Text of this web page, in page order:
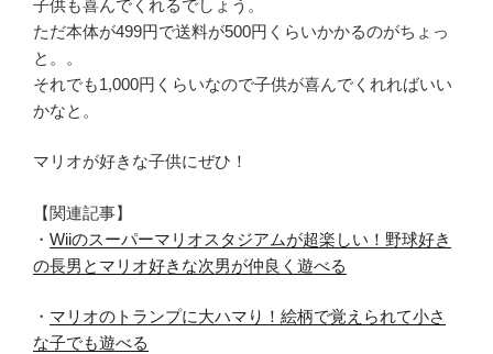
子供も喜んでくれるでしょう。
ただ本体が499円で送料が500円くらいかかるのがちょっ
と。。
それでも1,000円くらいなので子供が喜んでくれればいい
かなと。
マリオが好きな子供にぜひ！
【関連記事】
・ Wiiのスーパーマリオスタジアムが超楽しい！野球好き
の長男とマリオ好きな次男が仲良く遊べる
・ マリオのトランプに大ハマり！絵柄で覚えられて小さ
な子でも遊べる